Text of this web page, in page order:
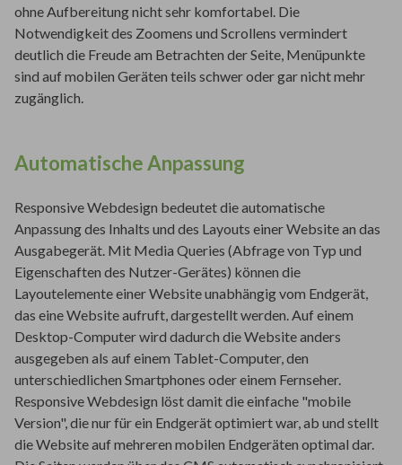
ohne Aufbereitung nicht sehr komfortabel. Die
Notwendigkeit des Zoomens und Scrollens vermindert
deutlich die Freude am Betrachten der Seite, Menüpunkte
sind auf mobilen Geräten teils schwer oder gar nicht mehr
zugänglich.
Automatische Anpassung
Responsive Webdesign bedeutet die automatische
Anpassung des Inhalts und des Layouts einer Website an das
Ausgabegerät. Mit Media Queries (Abfrage von Typ und
Eigenschaften des Nutzer-Gerätes) können die
Layoutelemente einer Website unabhängig vom Endgerät,
das eine Website aufruft, dargestellt werden. Auf einem
Desktop-Computer wird dadurch die Website anders
ausgegeben als auf einem Tablet-Computer, den
unterschiedlichen Smartphones oder einem Fernseher.
Responsive Webdesign löst damit die einfache "mobile
Version", die nur für ein Endgerät optimiert war, ab und stellt
die Website auf mehreren mobilen Endgeräten optimal dar.